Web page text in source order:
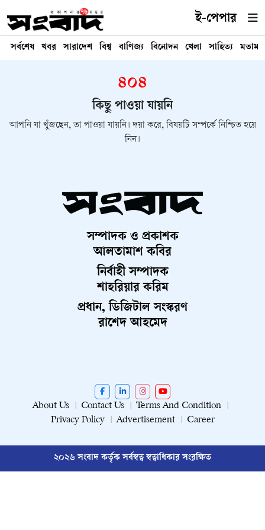
ই-পেপার
সর্বশেষ খবর সারাদেশ বিশ্ব বাণিজ্য বিনোদন খেলা সাহিত্য মতামত
৪০৪
কিছু পাওয়া যায়নি
আপনি যা খুঁজছেন, তা পাওয়া যায়নি। দয়া করে, বিষয়টি সম্পর্কে নিশ্চিত হয়ে
নিন।
সম্পাদক ও প্রকাশক
আলতামাশ কবির
নির্বাহী সম্পাদক
শাহরিয়ার করিম
প্রধান, ডিজিটাল সংস্করণ
রাশেদ আহমেদ
About Us Contact Us
Terms And Condition
Privacy Policy
Advertisement Career
২০২৬ সংবাদ কর্তৃক সর্বস্বত্ব স্বত্বাধিকার সংরক্ষিত